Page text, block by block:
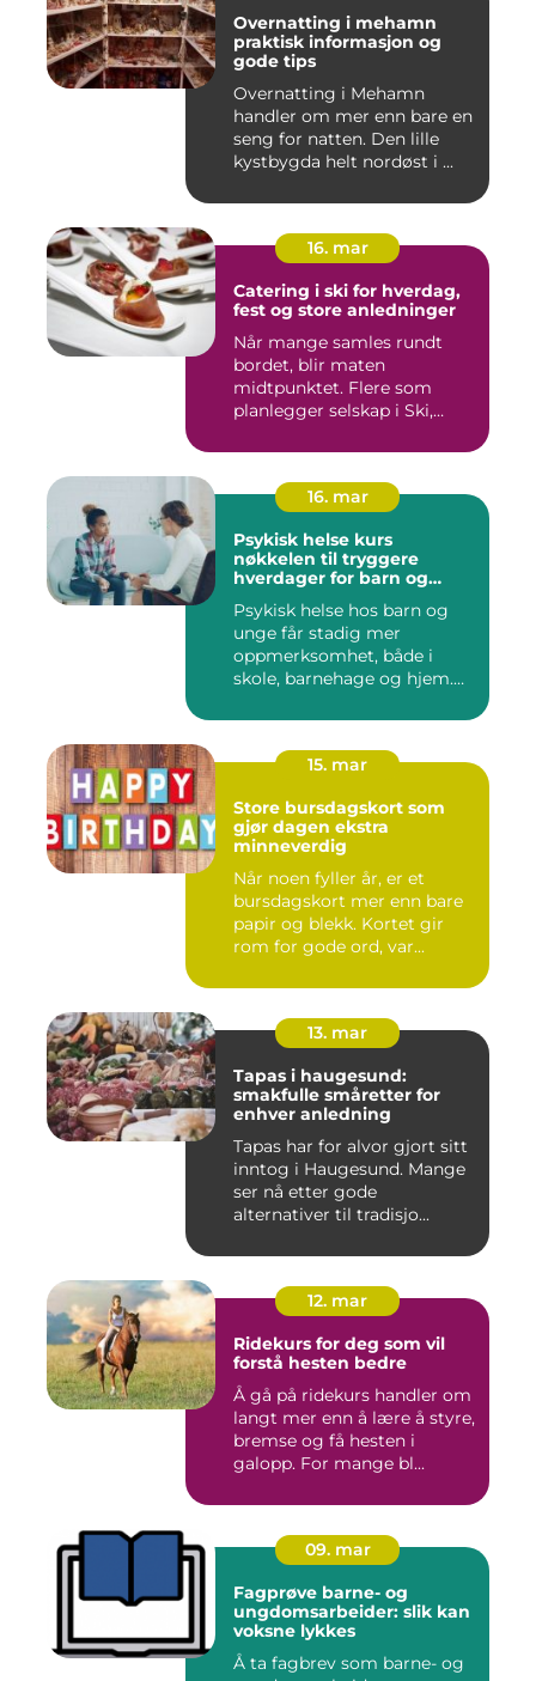
Overnatting i mehamn
praktisk informasjon og
gode tips
Overnatting i Mehamn
handler om mer enn bare en
seng for natten. Den lille
kystbygda helt nordøst i ...
16. mar
Catering i ski for hverdag,
fest og store anledninger
Når mange samles rundt
bordet, blir maten
midtpunktet. Flere som
planlegger selskap i Ski,
16. mar
Psykisk helse kurs
nøkkelen til tryggere
hverdager for barn og
Psykisk helse hos barn og
unge får stadig mer
oppmerksomhet, både i
skole, barnehage og hjem.
15. mar
Store bursdagskort som
gjør dagen ekstra
minneverdig
Når noen fyller år, er et
bursdagskort mer enn bare
papir og blekk. Kortet gir
rom for gode ord, var...
13. mar
Tapas i haugesund:
smakfulle småretter for
enhver anledning
Tapas har for alvor gjort sitt
inntog i Haugesund. Mange
ser nå etter gode
alternativer til tradisjo...
12. mar
Ridekurs for deg som vil
forstå hesten bedre
Å gå på ridekurs handler om
langt mer enn å lære å styre,
bremse og få hesten i
galopp. For mange bl...
09. mar
Fagprøve barne- og
ungdomsarbeider: slik kan
voksne lykkes
Å ta fagbrev som barne- og